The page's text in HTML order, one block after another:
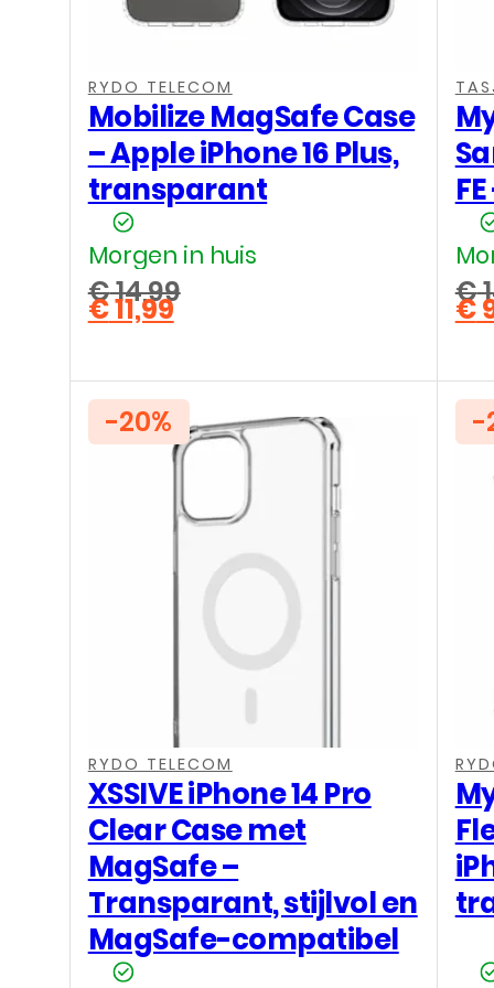
RYDO TELECOM
Mobilize MagSafe Case
– Apple iPhone 16 Plus,
transparant
Morgen in huis
€14,99
Oorspronkelijke
€ 14,99.
€11,99
Huidige
is:
€ 11,99.
€
€
€
is:
€
RYDO TELECOM
XSSIVE iPhone 14 Pro
Clear Case met
MagSafe –
Transparant, stijlvol en
MagSafe-compatibel
-20% -